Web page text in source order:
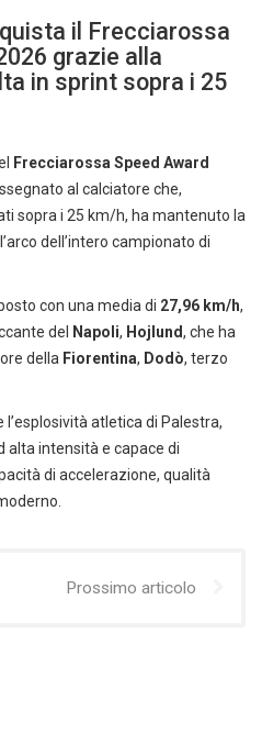
il Frecciarossa
grazie alla
in sprint sopra i 25
Frecciarossa Speed Award
al calciatore che,
sopra i 25 km/h, ha mantenuto la
dell’intero campionato di
con una media di 27,96 km/h,
del
Napoli, Hojlund, che ha
della Fiorentina, Dodò, terzo
l’esplosività atletica di Palestra,
alta intensità e capace di
di accelerazione, qualità
Prossimo articolo